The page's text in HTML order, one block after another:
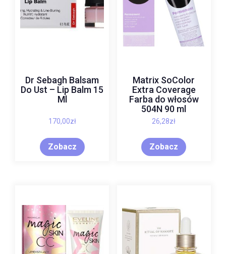
Dr Sebagh Balsam
Do Ust – Lip Balm 15
Ml
170,00zł
Zobacz
Matrix SoColor
Extra Coverage
Farba do włosów
504N 90 ml
26,28zł
Zobacz